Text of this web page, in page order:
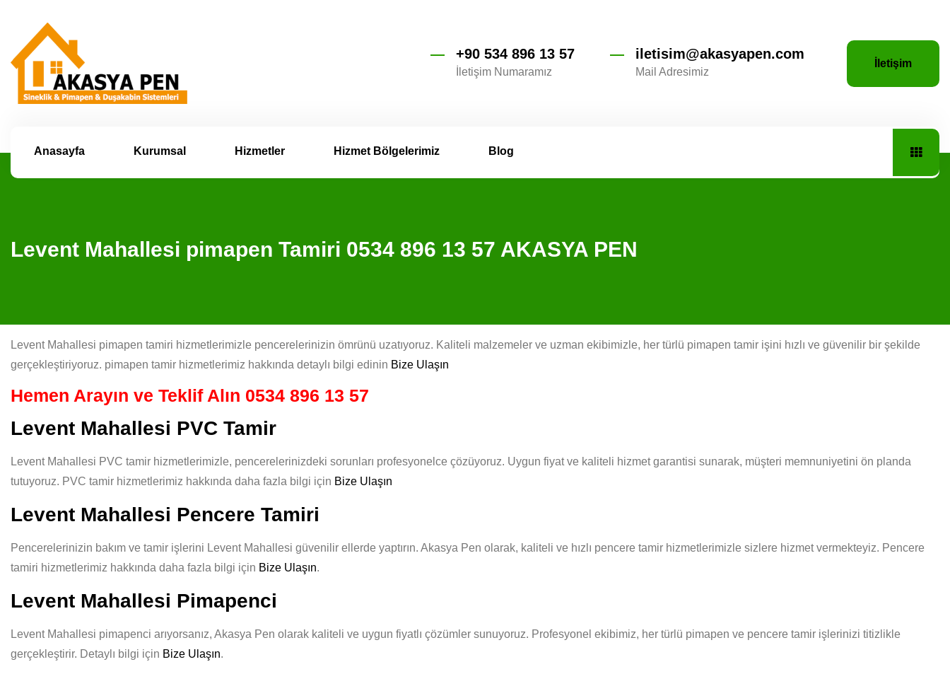
+90 534 896 13 57
İletişim Numaramız
iletisim@akasyapen.com
Mail Adresimiz
İletişim
Anasayfa Kurumsal Hizmetler Hizmet Bölgelerimiz Blog
Levent Mahallesi pimapen Tamiri 0534 896 13 57 AKASYA PEN
Levent Mahallesi pimapen tamiri hizmetlerimizle pencerelerinizin ömrünü uzatıyoruz. Kaliteli malzemeler ve uzman ekibimizle, her türlü pimapen tamir işini hızlı ve güvenilir bir şekilde
gerçekleştiriyoruz. pimapen tamir hizmetlerimiz hakkında detaylı bilgi edinin Bize Ulaşın
Hemen Arayın ve Teklif Alın 0534 896 13 57
Levent Mahallesi PVC Tamir
Levent Mahallesi PVC tamir hizmetlerimizle, pencerelerinizdeki sorunları profesyonelce çözüyoruz. Uygun fiyat ve kaliteli hizmet garantisi sunarak, müşteri memnuniyetini ön planda
tutuyoruz. PVC tamir hizmetlerimiz hakkında daha fazla bilgi için Bize Ulaşın
Levent Mahallesi Pencere Tamiri
Pencerelerinizin bakım ve tamir işlerini Levent Mahallesi güvenilir ellerde yaptırın. Akasya Pen olarak, kaliteli ve hızlı pencere tamir hizmetlerimizle sizlere hizmet vermekteyiz. Pencere
tamiri hizmetlerimiz hakkında daha fazla bilgi için Bize Ulaşın.
Levent Mahallesi Pimapenci
Levent Mahallesi pimapenci arıyorsanız, Akasya Pen olarak kaliteli ve uygun fiyatlı çözümler sunuyoruz. Profesyonel ekibimiz, her türlü pimapen ve pencere tamir işlerinizi titizlikle
gerçekleştirir. Detaylı bilgi için Bize Ulaşın.